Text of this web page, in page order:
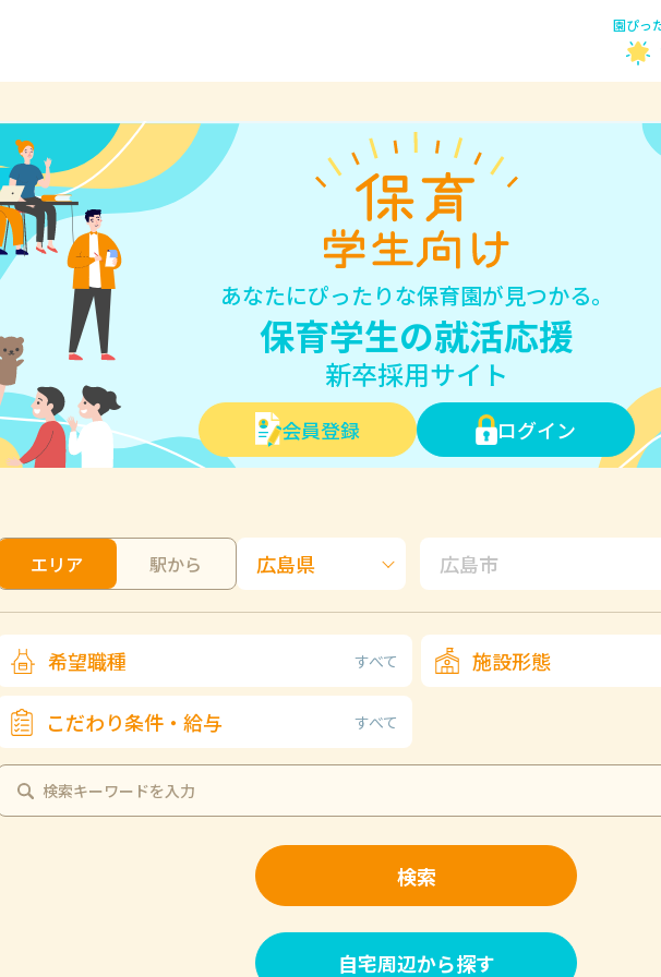
園ぴっ
あなたにぴったりな保育園が見つかる。
保育学生の就活応援
新卒採用サイト
会員登録 ログイン
エリア 駅から
希望職種 すべて 施設形態
こだわり条件・給与 すべて
検索
自宅周辺から探す